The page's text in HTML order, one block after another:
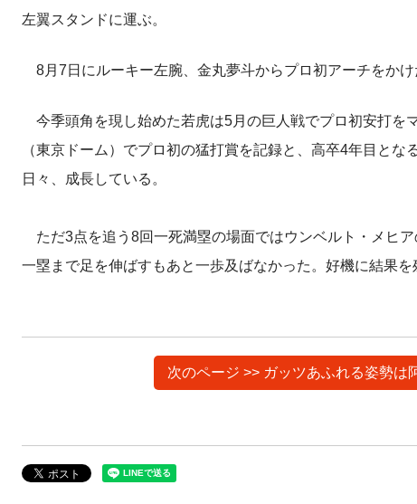
左翼スタンドに運ぶ。
8月7日にルーキー左腕、金丸夢斗からプロ初アーチをかけ
今季頭角を現し始めた若虎は5月の巨人戦でプロ初安打を
（東京ドーム）でプロ初の猛打賞を記録と、高卒4年目と
日々、成長している。
ただ3点を追う8回一死満塁の場面ではウンベルト・メヒ
一塁まで足を伸ばすもあと一歩及ばなかった。好機に結果を
次のページ >> ガッツあふれる姿勢は